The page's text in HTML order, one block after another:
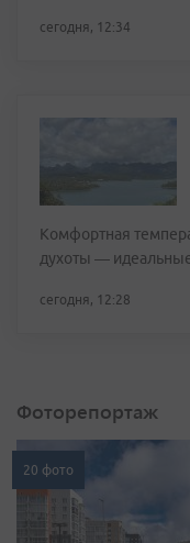
сегодня, 12:34
Комфортная
духоты —
сегодня, 12:28
Фоторепортаж
20 фото